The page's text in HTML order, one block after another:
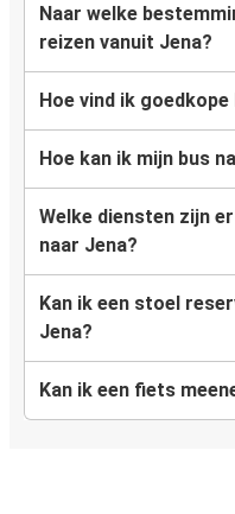
Naar welke
reizen vanuit Jena?
Hoe vind ik
Hoe kan ik mijn bus
Welke diensten zijn
naar Jena?
Kan ik een stoel
Jena?
Kan ik een fiets